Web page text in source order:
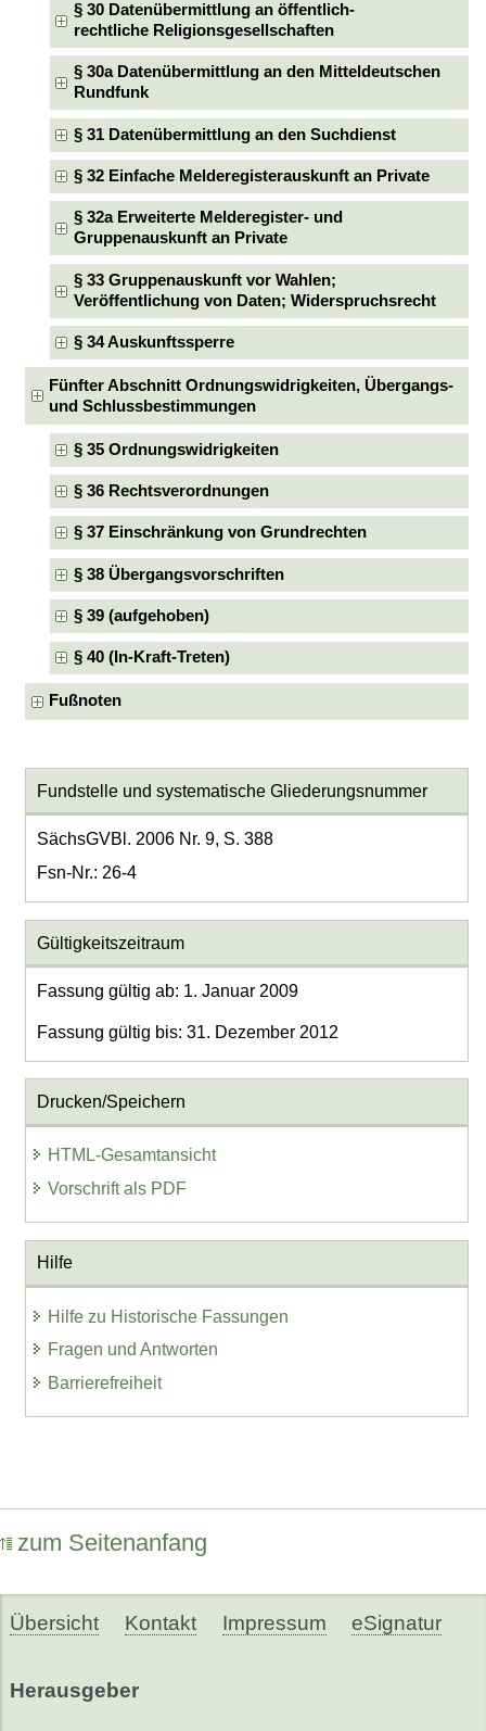
§ 30 Datenübermittlung an öffentlich-
rechtliche Religionsgesellschaften
§ 30a Datenübermittlung an den Mitteldeutschen
Rundfunk
§ 31 Datenübermittlung an den Suchdienst
§ 32 Einfache Melderegisterauskunft an Private
§ 32a Erweiterte Melderegister- und
Gruppenauskunft an Private
§ 33 Gruppenauskunft vor Wahlen;
Veröffentlichung von Daten; Widerspruchsrecht
§ 34 Auskunftssperre
Fünfter Abschnitt Ordnungswidrigkeiten, Übergangs-
und Schlussbestimmungen
§ 35 Ordnungswidrigkeiten
§ 36 Rechtsverordnungen
§ 37 Einschränkung von Grundrechten
§ 38 Übergangsvorschriften
§ 39 (aufgehoben)
§ 40 (In-Kraft-Treten)
Fußnoten
Fundstelle und systematische Gliederungsnummer
SächsGVBl. 2006 Nr. 9, S. 388
Fsn-Nr.: 26-4
Gültigkeitszeitraum
Fassung gültig ab: 1. Januar 2009
Fassung gültig bis: 31. Dezember 2012
Drucken/Speichern
HTML-Gesamtansicht
Vorschrift als PDF
Hilfe
Hilfe zu Historische Fassungen
Fragen und Antworten
Barrierefreiheit
zum Seitenanfang
Übersicht Kontakt Impressum eSignatur
Herausgeber